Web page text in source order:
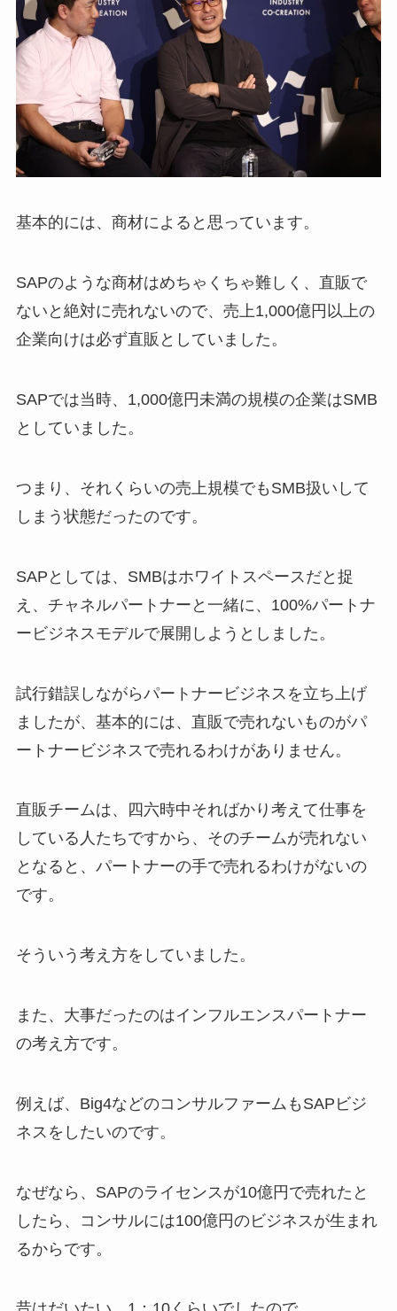
基本的には、商材によると思っています。
SAPのような商材はめちゃくちゃ難しく、直販で
ないと絶対に売れないので、売上1,000億円以上の
企業向けは必ず直販としていました。
SAPでは当時、1,000億円未満の規模の企業はSMB
としていました。
つまり、それくらいの売上規模でもSMB扱いして
しまう状態だったのです。
SAPとしては、SMBはホワイトスペースだと捉
え、チャネルパートナーと一緒に、100%パートナ
ービジネスモデルで展開しようとしました。
試行錯誤しながらパートナービジネスを立ち上げ
ましたが、基本的には、直販で売れないものがパ
ートナービジネスで売れるわけがありません。
直販チームは、四六時中そればかり考えて仕事を
している人たちですから、そのチームが売れない
となると、パートナーの手で売れるわけがないの
です。
そういう考え方をしていました。
また、大事だったのはインフルエンスパートナー
の考え方です。
例えば、Big4などのコンサルファームもSAPビジ
ネスをしたいのです。
なぜなら、SAPのライセンスが10億円で売れたと
したら、コンサルには100億円のビジネスが生まれ
るからです。